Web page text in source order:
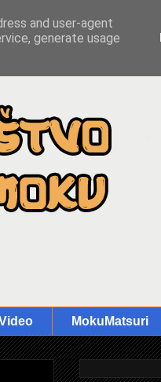
MokuMatsuri
and user-agent
generate usage